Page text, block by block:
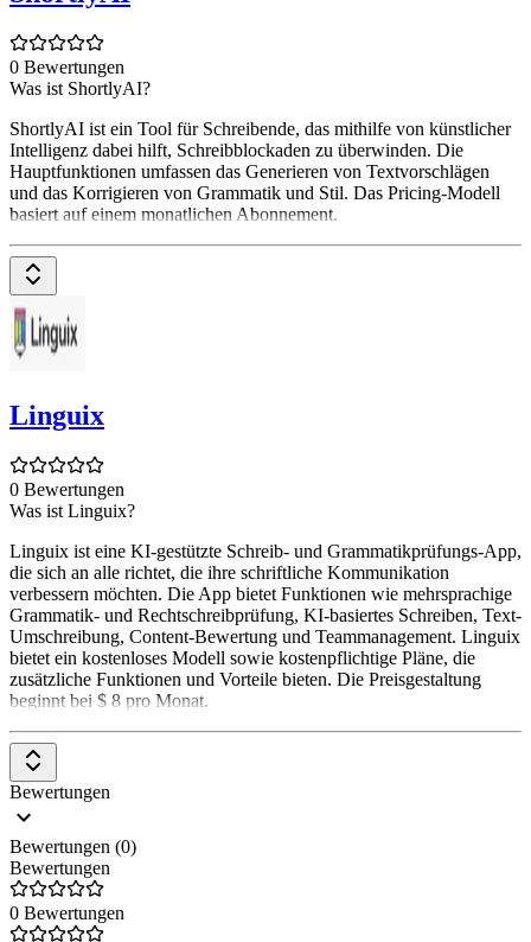
0 Bewertungen
Was ist ShortlyAI?
ShortlyAI ist ein Tool für Schreibende, das mithilfe von künstlicher
Intelligenz dabei hilft, Schreibblockaden zu überwinden. Die
Hauptfunktionen umfassen das Generieren von Textvorschlägen
und das Korrigieren von Grammatik und Stil. Das Pricing-Modell
basiert auf einem monatlichen Abonnement.
Linguix
0 Bewertungen
Was ist Linguix?
Linguix ist eine KI-gestützte Schreib- und Grammatikprüfungs-App,
die sich an alle richtet, die ihre schriftliche Kommunikation
verbessern möchten. Die App bietet Funktionen wie mehrsprachige
Grammatik- und Rechtschreibprüfung, KI-basiertes Schreiben, Text-
Umschreibung, Content-Bewertung und Teammanagement. Linguix
bietet ein kostenloses Modell sowie kostenpflichtige Pläne, die
zusätzliche Funktionen und Vorteile bieten. Die Preisgestaltung
beginnt bei $ 8 pro Monat.
Bewertungen
Bewertungen (0)
Bewertungen
0 Bewertungen